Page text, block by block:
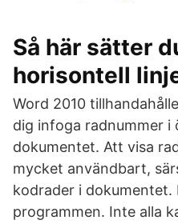
Så här sätter
horisontell
Word 2010
dig infoga radnummer i
dokumentet. Att visa
mycket användbart,
kodrader i
programmen. Inte alla